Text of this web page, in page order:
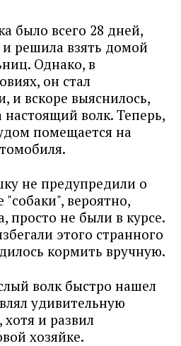
было всего 28 дней,
и решила взять домой
Однако, в
он стал
и вскоре выяснилось,
настоящий волк. Теперь,
помещается на
не предупредили о
вероятно,
просто не были в курсе.
этого странного
кормить вручную.
волк быстро нашел
удивительную
хотя и развил
хозяйке.